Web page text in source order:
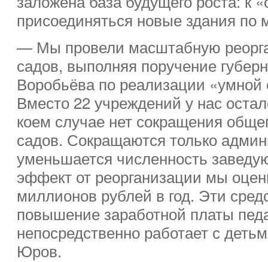
присоединяться новые здания по
— Мы провели масштабную
садов, выполняя поручение
Воробьёва по реализации
Вместо 22 учреждений у нас
коем случае нет сокращения
садов. Сокращаются только
уменьшается численность
эффект от реорганизации мы
миллионов рублей в год. Эти
повышение заработной платы
непосредственно работает с
Юров.